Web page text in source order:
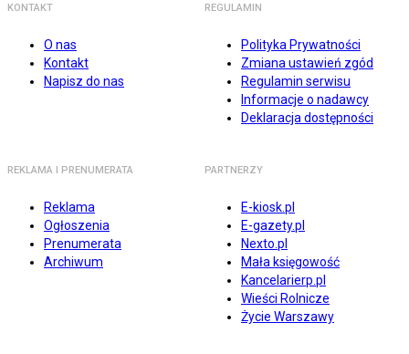
KONTAKT
O nas
Kontakt
Napisz do nas
REGULAMIN
Polityka Prywatności
Zmiana ustawień zgód
Regulamin serwisu
Informacje o nadawcy
Deklaracja dostępności
REKLAMA I PRENUMERATA
Reklama
Ogłoszenia
Prenumerata
Archiwum
PARTNERZY
E-kiosk.pl
E-gazety.pl
Nexto.pl
Mała księgowość
Kancelarierp.pl
Wieści Rolnicze
Życie Warszawy